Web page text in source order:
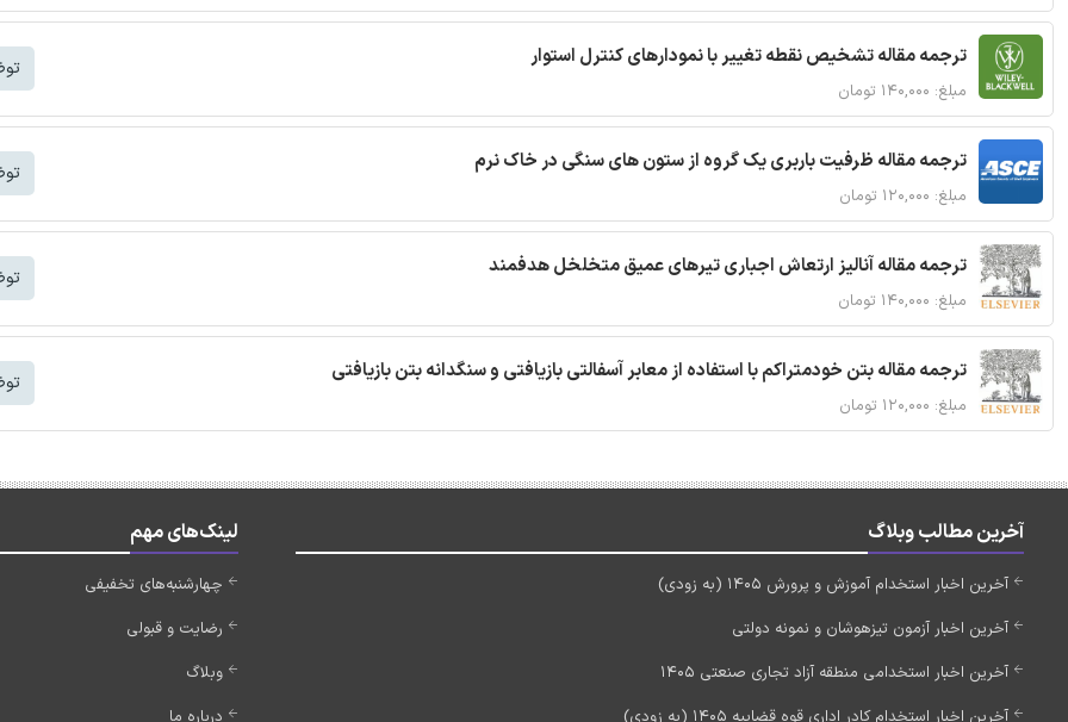
ترجمه مقاله تشخیص نقطه تغییر با نمودارهای کنترل استوار
مبلغ: ۱۴۰,۰۰۰ تومان
ترجمه مقاله ظرفیت باربری یک گروه از ستون های سنگی در خاک نرم
مبلغ: ۱۲۰,۰۰۰ تومان
ترجمه مقاله آنالیز ارتعاش اجباری تیرهای عمیق متخلخل هدفمند
مبلغ: ۱۴۰,۰۰۰ تومان
ترجمه مقاله بتن خودمتراکم با استفاده از معابر آسفالتی بازیافتی و سنگدانه بتن بازیافتی
مبلغ: ۱۲۰,۰۰۰ تومان
آخرین مطالب وبلاگ
آخرین اخبار استخدام آموزش و پرورش 1405 (به زودی)
آخرین اخبار آزمون تیزهوشان و نمونه دولتی
آخرین اخبار استخدامی منطقه آزاد تجاری صنعتی 1405
آخرین اخبار استخدام کادر اداری قوه قضاییه 1405 (به زودی)
لینک‌های مهم
چهارشنبه‌های تخفیفی
رضایت و قبولی
وبلاگ
درباره ما